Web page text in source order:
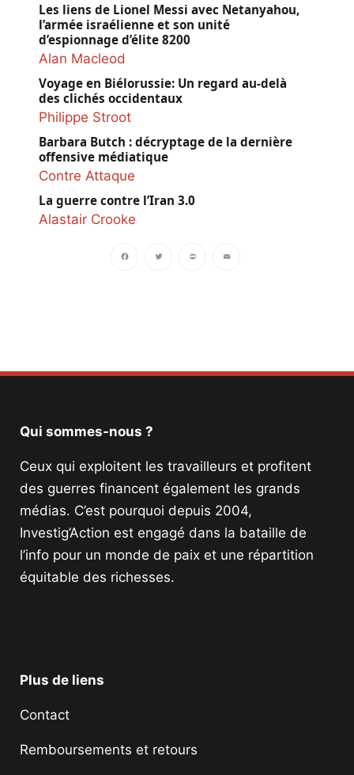
Les liens de Lionel Messi avec Netanyahou,
l’armée israélienne et son unité
d’espionnage d’élite 8200
Alan Macleod
Voyage en Biélorussie: Un regard au-delà
des clichés occidentaux
Philippe Stroot
Barbara Butch : décryptage de la dernière
offensive médiatique
Contre Attaque
La guerre contre l’Iran 3.0
Alastair Crooke
Qui sommes-nous ?
Ceux qui exploitent les travailleurs et profitent
des guerres financent également les grands
médias. C’est pourquoi depuis 2004,
Investig’Action est engagé dans la bataille de
l’info pour un monde de paix et une répartition
équitable des richesses.
Plus de liens
Contact
Remboursements et retours